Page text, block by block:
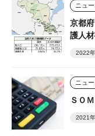
ニュー
京都
護人
2022年
ニュー
ＳＯ
2021年